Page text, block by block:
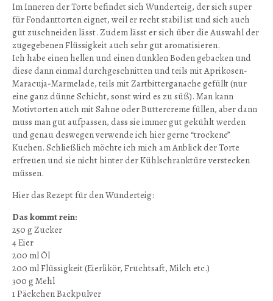
Im Inneren der Torte befindet sich Wunderteig, der sich super
für Fondanttorten eignet, weil er recht stabil ist und sich auch
gut zuschneiden lässt. Zudem lässt er sich über die Auswahl der
zugegebenen Flüssigkeit auch sehr gut aromatisieren.
Ich habe einen hellen und einen dunklen Boden gebacken und
diese dann einmal durchgeschnitten und teils mit Aprikosen-
Maracuja-Marmelade, teils mit Zartbitterganache gefüllt (nur
eine ganz dünne Schicht, sonst wird es zu süß). Man kann
Motivtorten auch mit Sahne oder Buttercreme füllen, aber dann
muss man gut aufpassen, dass sie immer gut gekühlt werden
und genau deswegen verwende ich hier gerne “trockene”
Kuchen. Schließlich möchte ich mich am Anblick der Torte
erfreuen und sie nicht hinter der Kühlschranktüre verstecken
müssen.
Hier das Rezept für den Wunderteig:
Das kommt rein:
250 g Zucker
4 Eier
200 ml Öl
200 ml Flüssigkeit (Eierlikör, Fruchtsaft, Milch etc.)
300 g Mehl
1 Päckchen Backpulver